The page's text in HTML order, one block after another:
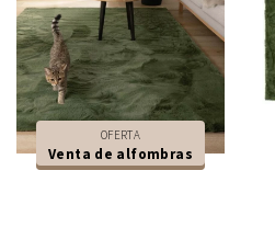
OFERTA
Venta de alfombras